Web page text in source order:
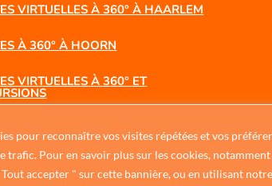
pour reconnaître vos visites répétées et vos
trafic. Pour en savoir plus sur les cookies,
accepter " sur cette bannière, ou en utilisant
VIRTUELLES À 360° À HAARLEM
À 360° À HOORN
VIRTUELLES À 360° ET
D'AFFAIRES
VIRTUELLES À 360° : VOYAGES